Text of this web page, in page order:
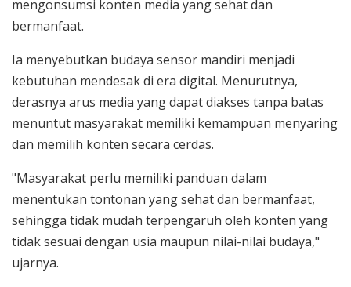
mengonsumsi konten media yang sehat dan
bermanfaat.
Ia menyebutkan budaya sensor mandiri menjadi
kebutuhan mendesak di era digital. Menurutnya,
derasnya arus media yang dapat diakses tanpa batas
menuntut masyarakat memiliki kemampuan menyaring
dan memilih konten secara cerdas.
"Masyarakat perlu memiliki panduan dalam
menentukan tontonan yang sehat dan bermanfaat,
sehingga tidak mudah terpengaruh oleh konten yang
tidak sesuai dengan usia maupun nilai-nilai budaya,"
ujarnya.